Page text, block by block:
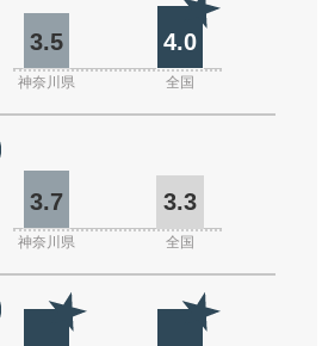
3.5 4.0
神奈川県 全国
3.7 3.3
神奈川県 全国